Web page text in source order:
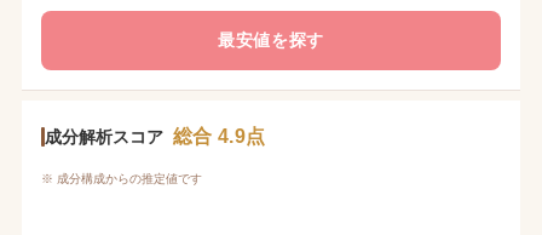
最安値を探す
成分解析スコア 総合 4.9点
※ 成分構成からの推定値です